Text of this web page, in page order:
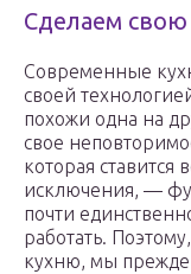
Сделаем
Современные
своей
похожи одна на
свое
которая
исключения, —
почти
работать.
кухню, мы прежде